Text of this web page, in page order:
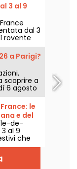
3 al 9
dal 3
rovente
a fare sul
nel
a Parigi?
scoprire a
6 agosto
le
e del
de-
al 9
che
linee,